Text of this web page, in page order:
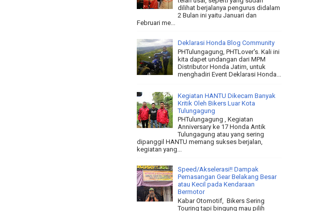
dilihat berjalanya pengurus didalam
2 Bulan ini yaitu Januari dan
Februari me...
Deklarasi Honda Blog Community
PHTulungagung, PHTLover's. Kali ini
kita dapet undangan dari MPM
Distributor Honda Jatim, untuk
menghadiri Event Deklarasi Honda...
Kegiatan HANTU Dikecam Banyak
Kritik Oleh Bikers Luar Kota
Tulungagung
PHTulungagung , Kegiatan
Anniversary ke 17 Honda Antik
Tulungagung atau yang sering
dipanggil HANTU memang sukses berjalan,
kegiatan yang...
Speed/Akselerasi!! Dampak
Pemasangan Gear Belakang Besar
atau Kecil pada Kendaraan
Bermotor
Kabar Otomotif, Bikers Sering
Touring tapi bingung mau pilih